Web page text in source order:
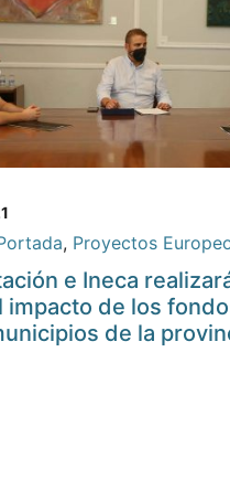
, Proyectos
e Ineca
impacto de los
de la